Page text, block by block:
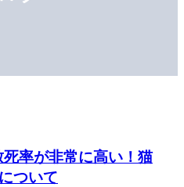
死率が非常に高い！猫
ついて